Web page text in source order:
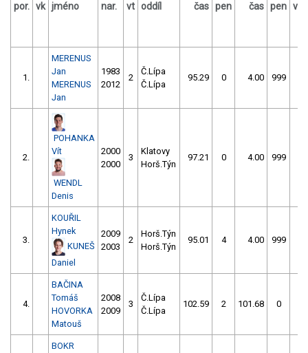
por. vk jméno nar. vt oddíl čas pen čas pen
1.
MERENUS
Jan
MERENUS
Jan
1983
2012
2
Č.Lípa
Č.Lípa
95.29 0 4.00 999
2.
POHANKA
Vít
WENDL
Denis
2000
2000
3
Klatovy
Horš.Týn
97.21 0 4.00 999
3.
KOUŘIL
Hynek
KUNEŠ
Daniel
2009
2003
2
Horš.Týn
Horš.Týn
95.01 4 4.00 999
4.
BAČINA
Tomáš
HOVORKA
Matouš
2008
2009
3
Č.Lípa
Č.Lípa
102.59 2 101.68 0
BOKR